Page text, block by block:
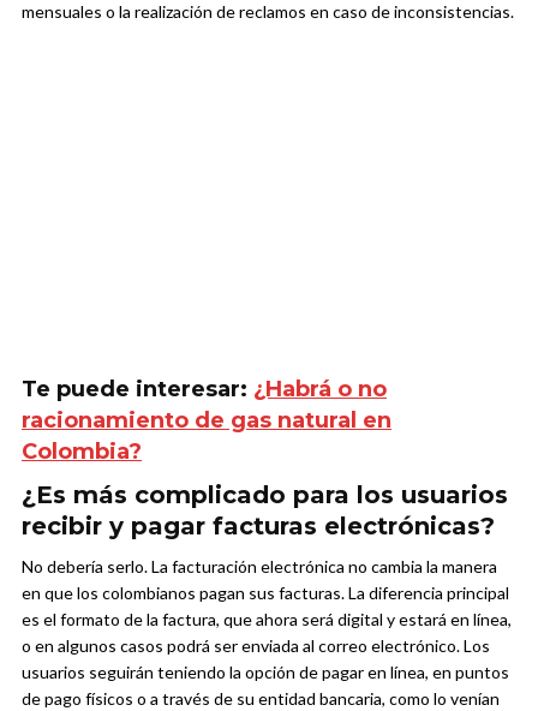
mensuales o la realización de reclamos en caso de inconsistencias.
Te puede interesar: ¿Habrá o no
racionamiento de gas natural en
Colombia?
¿Es más complicado para los usuarios
recibir y pagar facturas electrónicas?
No debería serlo. La facturación electrónica no cambia la manera
en que los colombianos pagan sus facturas. La diferencia principal
es el formato de la factura, que ahora será digital y estará en línea,
o en algunos casos podrá ser enviada al correo electrónico. Los
usuarios seguirán teniendo la opción de pagar en línea, en puntos
de pago físicos o a través de su entidad bancaria, como lo venían